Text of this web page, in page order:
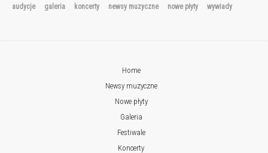
audycje galeria koncerty newsy muzyczne nowe płyty wywiady
Home
Newsy muzyczne
Nowe płyty
Galeria
Festiwale
Koncerty